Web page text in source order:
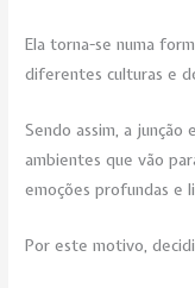
Ela torna-se numa
diferentes culturas e
Sendo assim, a
ambientes que vão
emoções profundas e
Por este motivo,